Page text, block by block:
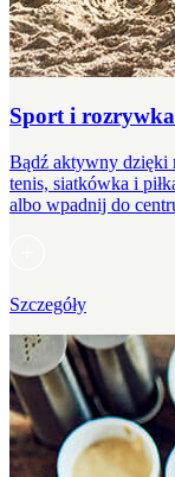
Sport i rozrywka
Bądź aktywny dzięki
tenis, siatkówka i
albo wpadnij do
Szczegóły